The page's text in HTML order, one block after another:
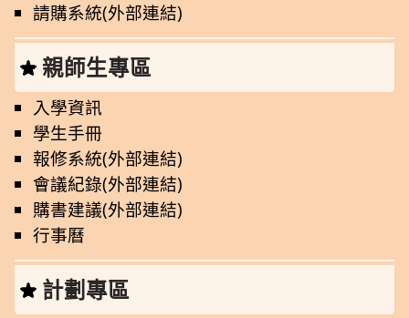
請購系統(外部連結)
親師生專區
入學資訊
學生手冊
報修系統(外部連結)
會議紀錄(外部連結)
購書建議(外部連結)
行事曆
計劃專區